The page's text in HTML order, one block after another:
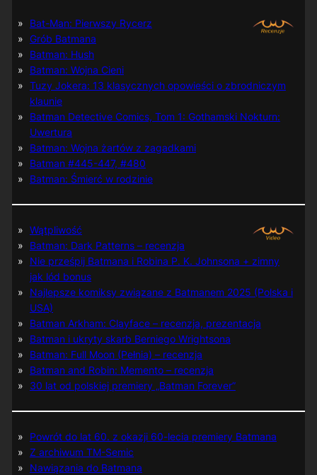
Bat-Man: Pierwszy Rycerz
Grób Batmana
Batman: Hush
Batman: Wojna Cieni
Tuzy Jokera: 13 klasycznych opowieści o zbrodniczym
klaunie
Batman Detective Comics, Tom 1: Gothamski Nokturn:
Uwertura
Batman: Wojna żartów z zagadkami
Batman #445-447, #480
Batman: Śmierć w rodzinie
Wątpliwość
Batman: Dark Patterns – recenzja
Nie prześpij Batmana i Robina P. K. Johnsona + zimny
jak lód bonus
Najlepsze komiksy związane z Batmanem 2025 (Polska i
USA)
Batman Arkham: Clayface – recenzja, prezentacja
Batman i ukryty skarb Berniego Wrightsona
Batman: Full Moon (Pełnia) – recenzja
Batman and Robin: Memento – recenzja
30 lat od polskiej premiery „Batman Forever”
Powrót do lat 60. z okazji 60-lecia premiery Batmana
Z archiwum TM-Semic
Nawiązania do Batmana